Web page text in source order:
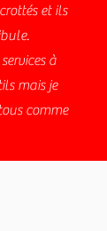
et ils
à
mais je
comme